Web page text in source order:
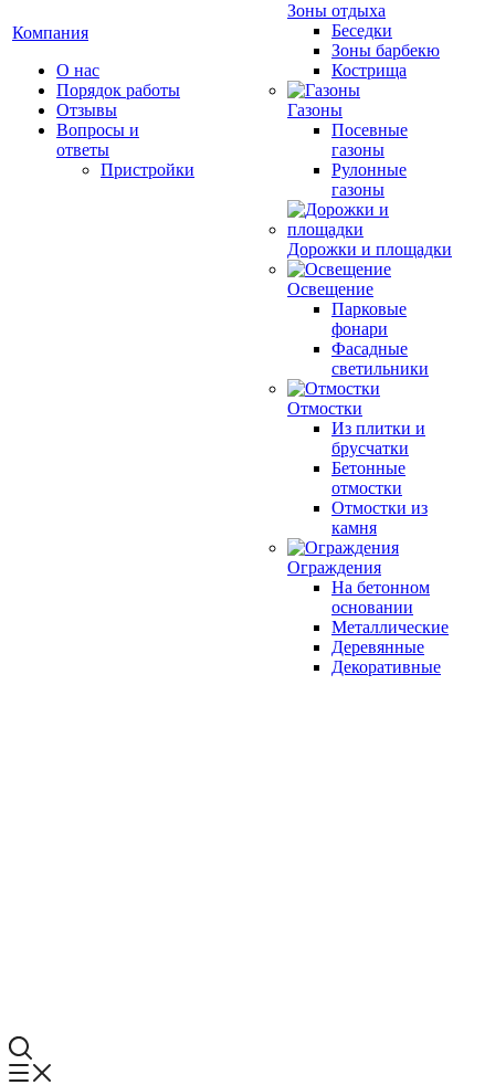
Компания
О нас
Порядок работы
Отзывы
Вопросы и
ответы
Пристройки
Зоны отдыха
Беседки
Зоны барбекю
Кострища
Газоны
Посевные
газоны
Рулонные
газоны
Дорожки и площадки
Освещение
Парковые
фонари
Фасадные
светильники
Отмостки
Из плитки и
брусчатки
Бетонные
отмостки
Отмостки из
камня
Ограждения
На бетонном
основании
Металлические
Деревянные
Декоративные